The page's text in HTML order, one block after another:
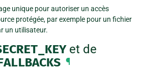
unique pour autoriser un accès
protégée, par exemple pour un fichier
un utilisateur.
et de
¶